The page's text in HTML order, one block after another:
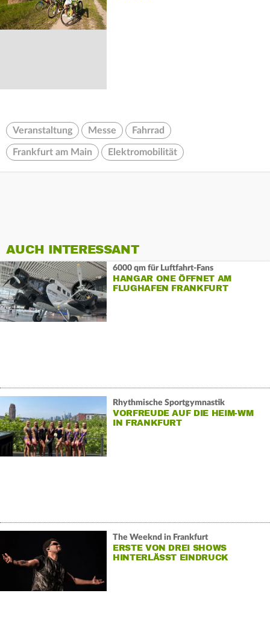
Veranstaltung Messe Fahrrad
Frankfurt am Main Elektromobilität
AUCH INTERESSANT
6000 qm für Luftfahrt-Fans
HANGAR ONE ÖFFNET AM
FLUGHAFEN FRANKFURT
Rhythmische Sportgymnastik
VORFREUDE AUF DIE HEIM-WM
IN FRANKFURT
The Weeknd in Frankfurt
ERSTE VON DREI SHOWS
HINTERLÄSST EINDRUCK